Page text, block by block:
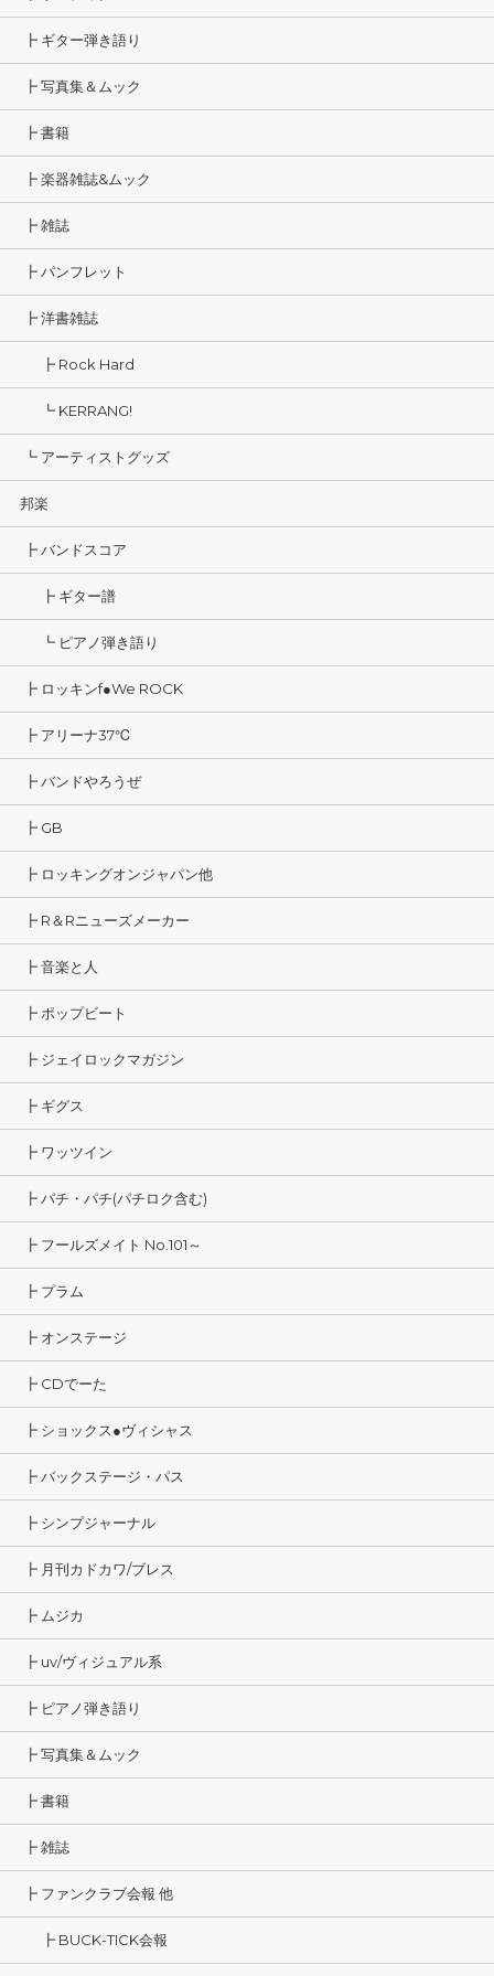
┣ ギター弾き語り
┣ 写真集＆ムック
┣ 書籍
┣ 楽器雑誌&ムック
┣ 雑誌
┣ パンフレット
┣ 洋書雑誌
┣ Rock Hard
┗ KERRANG!
┗ アーティストグッズ
邦楽
┣ バンドスコア
┣ ギター譜
┗ ピアノ弾き語り
┣ ロッキンf●We ROCK
┣ アリーナ37℃
┣ バンドやろうぜ
┣ GB
┣ ロッキングオンジャパン他
┣ R＆Rニューズメーカー
┣ 音楽と人
┣ ポップビート
┣ ジェイロックマガジン
┣ ギグス
┣ ワッツイン
┣ パチ・パチ(パチロク含む)
┣ フールズメイト No.101～
┣ プラム
┣ オンステージ
┣ CDでーた
┣ ショックス●ヴィシャス
┣ バックステージ・パス
┣ シンプジャーナル
┣ 月刊カドカワ/ブレス
┣ ムジカ
┣ uv/ヴィジュアル系
┣ ピアノ弾き語り
┣ 写真集＆ムック
┣ 書籍
┣ 雑誌
┣ ファンクラブ会報 他
┣ BUCK-TICK会報